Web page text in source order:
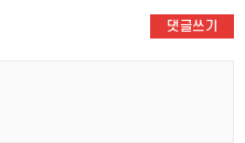
댓글쓰기